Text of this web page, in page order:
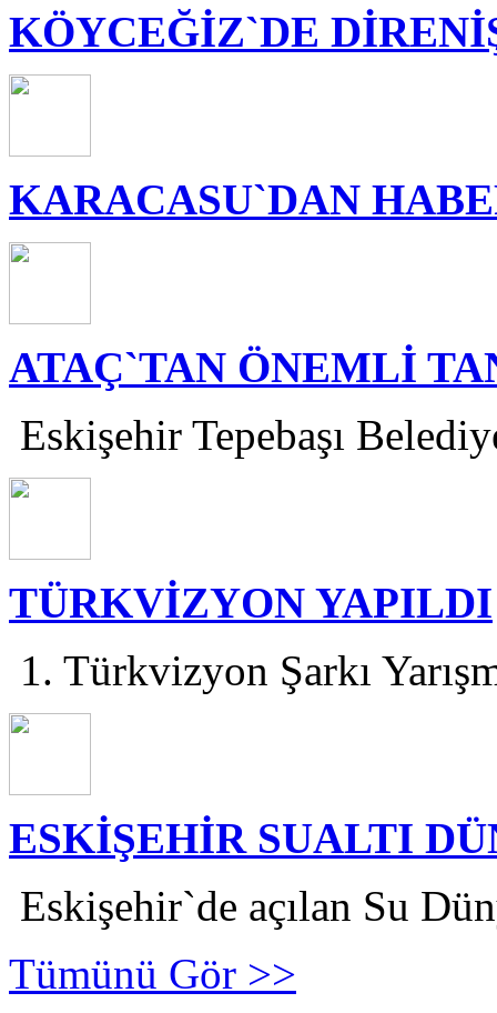
KÖYCEĞİZ`DE
KARACASU`DAN
ATAÇ`TAN ÖNEMLİ
Eskişehir Tepebaşı
TÜRKVİZYON YAPILDI
1. Türkvizyon Şarkı
ESKİŞEHİR SUALTI
Eskişehir`de açılan Su
Tümünü Gör >>